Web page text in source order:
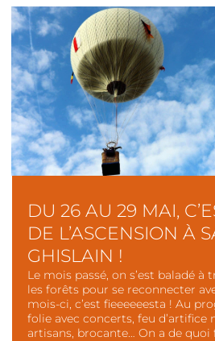
DU 26 AU 29 MAI,
DE L’ASCENSION À
GHISLAIN !
Le mois passé, on s’est baladé à
les forêts pour se reconnecter
mois-ci, c’est fieeeeeesta ! Au
folie avec concerts, feu d’artifice
artisans, brocante… On a de quoi